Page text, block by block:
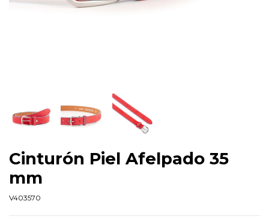
Cinturón Piel Afelpado 35
mm
V403570